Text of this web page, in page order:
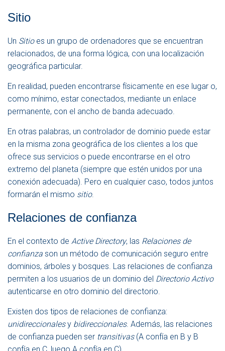
Sitio
Un Sitioes un grupo de ordenadores que se encuentran
relacionados, de una forma lógica, con una localización
geográfica particular.
En realidad, pueden encontrarse físicamente en ese lugar o,
como mínimo, estar conectados, mediante un enlace
permanente, con el ancho de banda adecuado.
En otras palabras, un controlador de dominio puede estar
en la misma zona geográfica de los clientes a los que
ofrece sus servicios o puede encontrarse en el otro
extremo del planeta (siempre que estén unidos por una
conexión adecuada). Pero en cualquier caso, todos juntos
formarán el mismo sitio.
Relaciones de confianza
En el contexto de Active Directory, las Relaciones de
confianza son un método de comunicación seguro entre
dominios, árboles y bosques. Las relaciones de confianza
permiten a los usuarios de un dominio del Directorio Activo
autenticarse en otro dominio del directorio.
Existen dos tipos de relaciones de confianza:
unidireccionalesy bidireccionales. Además, las relaciones
de confianza pueden ser transitivas(A confía en B y B